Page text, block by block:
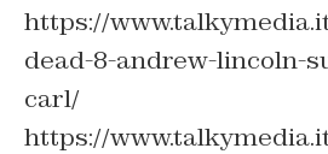
https://
dead-8-andrew-lincoln-
carl/
https://